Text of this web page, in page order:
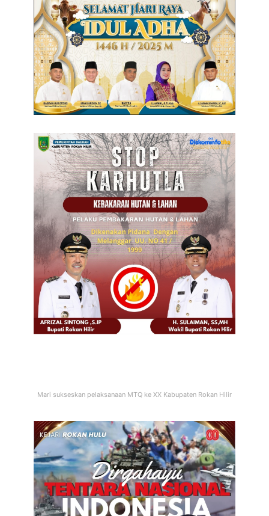
Mari sukseskan pelaksanaan MTQ ke XX Kabupaten Rokan Hilir